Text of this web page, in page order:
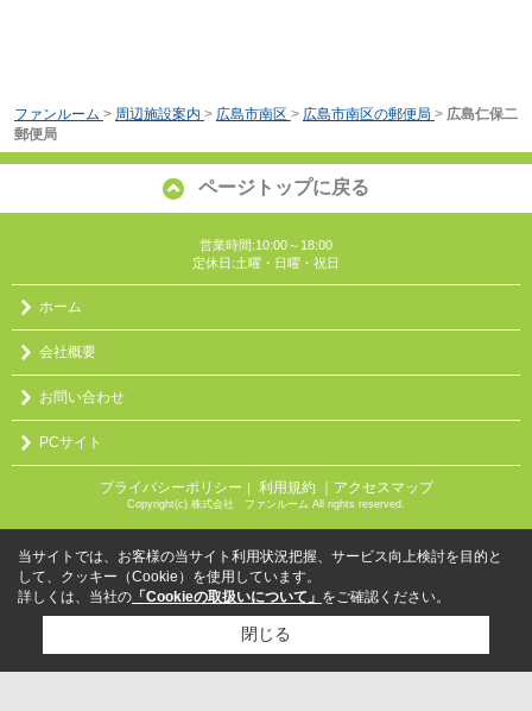
ファンルーム > 周辺施設案内 > 広島市南区 > 広島市南区の郵便局 > 広島仁保二
郵便局
ページトップに戻る
営業時間:10:00～18:00
定休日:土曜・日曜・祝日
ホーム
会社概要
お問い合わせ
PCサイト
プライバシーポリシー ｜ 利用規約 ｜アクセスマップ
Copyright(c) 株式会社 ファンルーム All rights reserved.
当サイトでは、お客様の当サイト利用状況把握、サービス向上検討を目的と
して、クッキー（Cookie）を使用しています。
詳しくは、当社の 「Cookieの取扱いについて」 をご確認ください。
閉じる